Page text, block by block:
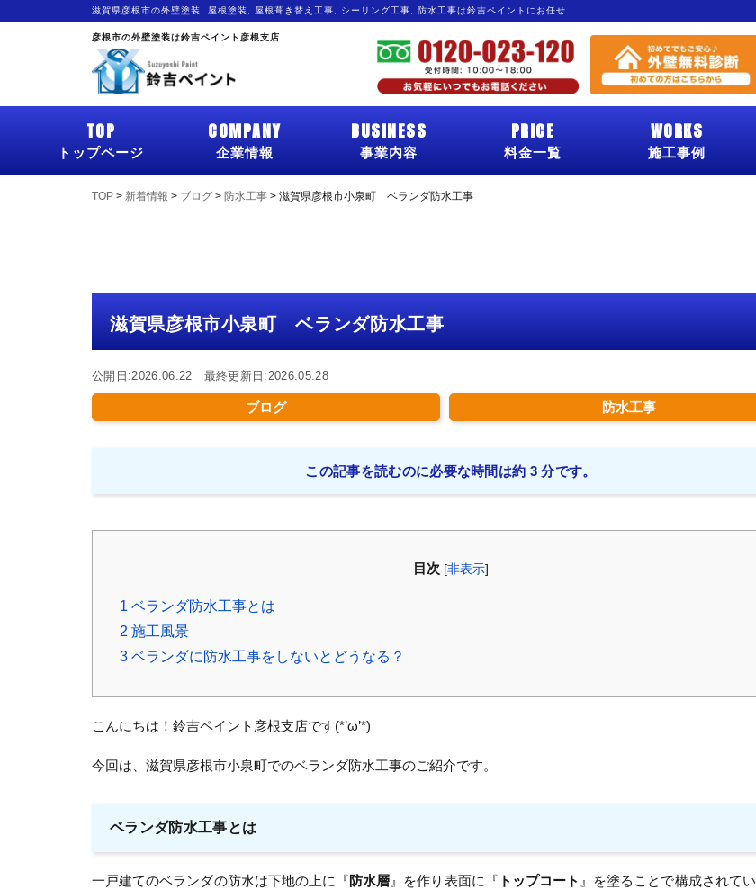
滋賀県彦根市の外壁塗装, 屋根塗装, 屋根葺き替え工事, シーリング工事, 防水工事は鈴吉ペイントにお任せ
彦根市の外壁塗装は鈴吉ペイント彦根支店
TOP
トップページ
COMPANY
企業情報
BUSINESS
事業内容
PRICE
料金一覧
WORKS
施工事例
TOP > 新着情報 > ブログ > 防水工事 > 滋賀県彦根市小泉町 ベランダ防水工事
滋賀県彦根市小泉町 ベランダ防水工事
公開日:2026.06.22 最終更新日:2026.05.28
ブログ 防水工事
この記事を読むのに必要な時間は約 3 分です。
目次 [非表示]
1 ベランダ防水工事とは
2 施工風景
3 ベランダに防水工事をしないとどうなる？
こんにちは！鈴吉ペイント彦根支店です(*’ω’*)
今回は、滋賀県彦根市小泉町でのベランダ防水工事のご紹介です。
ベランダ防水工事とは
一戸建てのベランダの防水は下地の上に『防水層 』を作り表面に『 トップコート 』を塗ることで構成されて